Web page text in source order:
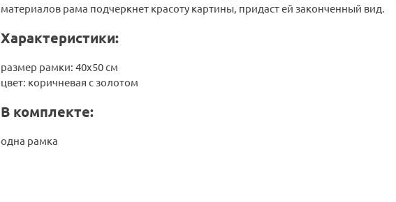
материалов рама подчеркнет красоту картины, придаст ей законченный вид.
Характеристики:
размер рамки: 40х50 см
цвет: коричневая с золотом
В комплекте:
одна рамка